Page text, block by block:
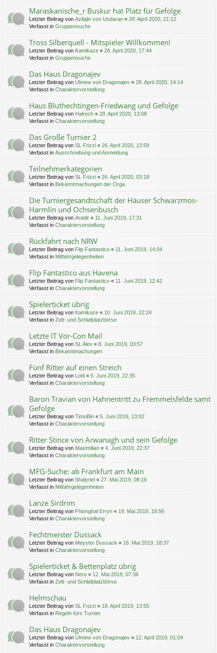
Maraskanische_r Buskur hat Platz für Gefolge
Letzter Beitrag von Azilajin von Usdaran « 28. April 2020, 21:12
Verfasst in Gruppensuche
Tross Silberquell - Mitspieler Willkommen!
Letzter Beitrag von Kamikaze « 28. April 2020, 17:44
Verfasst in Gruppensuche
Das Haus Dragonajev
Letzter Beitrag von Ulmew von Dragonajev « 28. April 2020, 14:14
Verfasst in Charaktervorstellung
Haus Bluthechtingen-Friedwang und Gefolge
Letzter Beitrag von Halrech « 28. April 2020, 13:08
Verfasst in Charaktervorstellung
Das Große Turnier 2
Letzter Beitrag von SL Frizzi « 26. April 2020, 13:59
Verfasst in Ausschreibung und Anmeldung
Teilnehmerkategorien
Letzter Beitrag von SL Frizzi « 26. April 2020, 03:18
Verfasst in Bekanntmachungen der Orga
Die Turniergesandtschaft der Häuser Schwarzmos-
Harmlin und Ochsenbusch
Letzter Beitrag von Aradir « 11. Juni 2019, 17:31
Verfasst in Charaktervorstellung
Rückfahrt nach NRW
Letzter Beitrag von Flip Fantastico « 11. Juni 2019, 14:04
Verfasst in Mitfahrgelegenheiten
Flip Fantastico aus Havena
Letzter Beitrag von Flip Fantastico « 11. Juni 2019, 12:42
Verfasst in Charaktervorstellung
Spielerticket übrig
Letzter Beitrag von Kamikaze « 10. Juni 2019, 22:24
Verfasst in Zelt- und Schlafplatzbörse
Letzte IT Vor-Con Mail
Letzter Beitrag von SL Alex « 8. Juni 2019, 03:57
Verfasst in Bekanntmachungen
Fünf Ritter auf einen Streich
Letzter Beitrag von Lotti « 6. Juni 2019, 22:35
Verfasst in Charaktervorstellung
Baron Travian von Hahnentritt zu Fremmelsfelde samt
Gefolge
Letzter Beitrag von TimoBin « 5. Juni 2019, 13:02
Verfasst in Charaktervorstellung
Ritter Stince von Arwanagh und sein Gefolge
Letzter Beitrag von Maximilian « 4. Juni 2019, 22:37
Verfasst in Charaktervorstellung
MFG-Suche: ab Frankfurt am Main
Letzter Beitrag von Shalyriel « 27. Mai 2019, 08:16
Verfasst in Mitfahrgelegenheiten
Lanze Sirdrim
Letzter Beitrag von Fhionghal Erryn « 19. Mai 2019, 18:56
Verfasst in Charaktervorstellung
Fechtmeister Dussack
Letzter Beitrag von Meyster Dussack « 16. Mai 2019, 18:37
Verfasst in Charaktervorstellung
Spielerticket & Bettenplatz übrig
Letzter Beitrag von Nero « 12. Mai 2019, 07:36
Verfasst in Zelt- und Schlafplatzbörse
Helmschau
Letzter Beitrag von SL Frizzi « 18. April 2019, 13:55
Verfasst in Regeln fürs Turnier
Das Haus Dragonajev
Letzter Beitrag von Ulmew von Dragonajev « 12. April 2019, 01:04
Verfasst in Charaktervorstellung